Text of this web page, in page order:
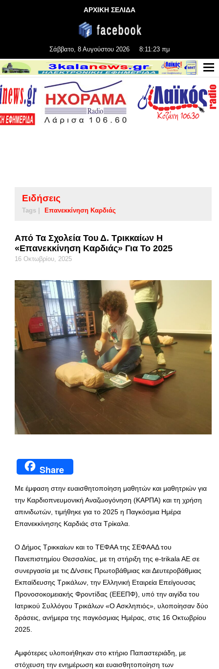
ΑΡΧΙΚΗ ΣΕΛΙΔΑ
Σάββατο, 8 Αυγούστου 2026 8:11:24 πμ
Ειδήσεις
Tags | Επανεκκίνηση Καρδιάς
Από Τα Σχολεία Του Δ. Τρικκαίων Η
«Επανεκκίνηση Καρδιάς» Για Το 2025
16 Οκτωβρίου, 2025
Share
Με έμφαση στην ευαισθητοποίηση μαθητών και μαθητριών για
την Καρδιοπνευμονική Αναζωογόνηση (ΚΑΡΠΑ) και τη χρήση
απινιδωτών, τιμήθηκε για το 2025 η Παγκόσμια Ημέρα
Επανεκκίνησης Καρδιάς στα Τρίκαλα.
Ο Δήμος Τρικκαίων και το ΤΕΦΑΑ της ΣΕΦΑΑΔ του
Πανεπιστημίου Θεσσαλίας, με τη στήριξη της e-trikala AE σε
συνεργασία με τις Δ/νσεις Πρωτοβάθμιας και Δευτεροβάθμιας
Εκπαίδευσης Τρικάλων, την Ελληνική Εταιρεία Επείγουσας
Προνοσοκομειακής Φροντίδας (ΕΕΕΠΦ), υπό την αιγίδα του
Ιατρικού Συλλόγου Τρικάλων «Ο Ασκληπιός», υλοποίησαν δύο
δράσεις, ανήμερα της παγκόσμιας Ημέρας, στις 16 Οκτωβρίου
2025.
Αμφότερες υλοποιήθηκαν στο κτήριο Παπαστεριάδη, με
στόχευση την ενημέρωση και ευαισθητοποίηση των